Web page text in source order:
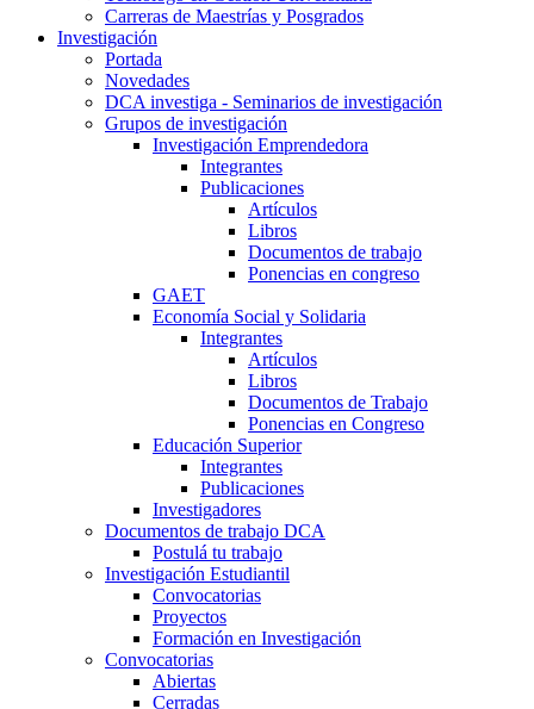
Carreras de Maestrías y Posgrados
Investigación
Portada
Novedades
DCA investiga - Seminarios de investigación
Grupos de investigación
Investigación Emprendedora
Integrantes
Publicaciones
Artículos
Libros
Documentos de trabajo
Ponencias en congreso
GAET
Economía Social y Solidaria
Integrantes
Artículos
Libros
Documentos de Trabajo
Ponencias en Congreso
Educación Superior
Integrantes
Publicaciones
Investigadores
Documentos de trabajo DCA
Postulá tu trabajo
Investigación Estudiantil
Convocatorias
Proyectos
Formación en Investigación
Convocatorias
Abiertas
Cerradas